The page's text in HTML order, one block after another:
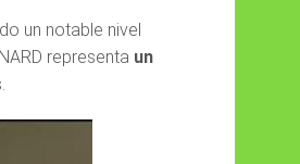
un notable nivel
representa un